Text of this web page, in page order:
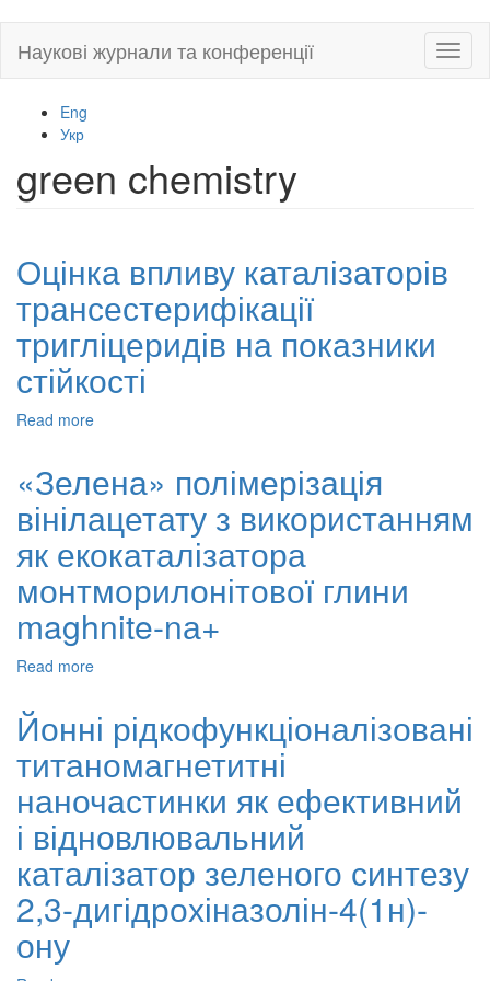
main
Наукові журнали та конференції
Eng
Укр
green chemistry
Оцінка впливу каталізаторів
трансестерифікації
тригліцеридів на показники
стійкості
Read more
каталізаторів
тригліцеридів
на
показники
стійкості
«Зелена» полімерізація
вінілацетату з використанням
як екокаталізатора
монтморилонітової глини
maghnite-nа+
Read more
вінілацетату
використанням
як
екокаталізатора
монтморилонітової
глини
maghnite-
nа+
Йонні рідкофункціоналізовані
титаномагнетитні
наночастинки як ефективний
і відновлювальний
каталізатор зеленого синтезу
2,3-дигідрохіназолін-4(1н)-
ону